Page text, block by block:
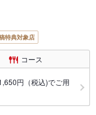
特典対象店
コース
円（税込)でご用